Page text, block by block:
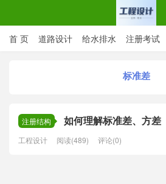
首 页 道路设计 给水排水 注册考试
标准差
注册结构 如何理解标准差、方差
工程设计 阅读(489) 评论(0)